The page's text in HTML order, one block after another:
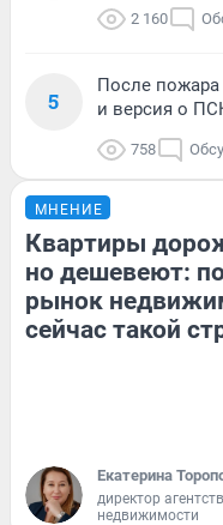
2 160
5
После пожара
и версия о
758
МНЕНИЕ
Квартиры
но дешевеют:
рынок
сейчас такой
Екатерина
директор
недвижимости